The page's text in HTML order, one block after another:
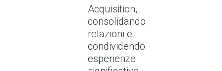
Acquisition,
consolidando
relazioni e
condividendo
esperienze